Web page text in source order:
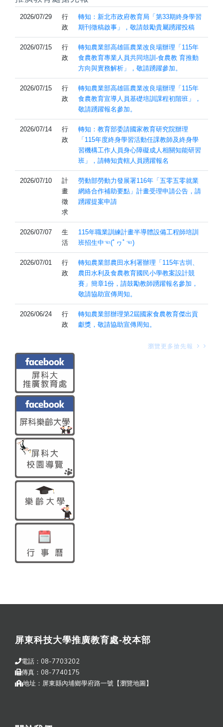
2026/07/29
行
政
轉知：新北市政府教育局「第33期終身學習
期刊徵稿啟事」，敬請鼓勵貴屬踴躍投稿
2026/07/15
行
政
轉知農業部高雄區農業改良場辦理「115年
食農教育專業人員共同培訓-食農教 育推動
方向與實務解析」，敬請踴躍參加。
2026/07/15
行
政
轉知農業部高雄區農業改良場辦理「115年
食農教育宣導人員基礎培訓課程初階班」，
敬請踴躍報名參加。
2026/07/14
行
政
轉知：教育部委請國家教育研究院辦理
「115年度終身學習活動任課教師及終身學
習機構工作人員身心障礙成人相關知能研習
班」，請轉知貴轄人員踴躍報名
2026/07/10
計
畫
徵
求
勞動部勞動力發展署116年「五零五零就業
網絡合作補助要點」計畫受理申請公告，請
踴躍提案申請
2026/07/07
生
活
115年職業訓練計畫半導體設備工程師培訓
班招生中☜(ﾟヮﾟ☜)
2026/07/01
行
政
轉知農業部農田水利署辦理「115年古圳、
農田水利及食農教育國民小學教案設計競
賽」簡章1份，請鼓勵教師踴躍報名參加，
敬請協助宣傳周知。
2026/06/24
行
政
轉知農業部辦理第2屆國家食農教育傑出貢
獻獎，敬請協助宣傳周知。
瀏覽更多搶先報
屏東科技大學推廣教育處-校本部
電話：08-7703202
傳真：08-7740175
地址：屏東縣內埔鄉學府路一號【瀏覽地圖】